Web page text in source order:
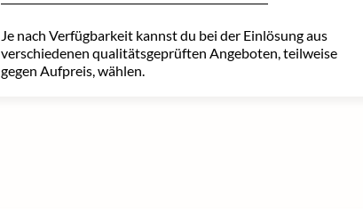
Je nach Verfügbarkeit kannst du bei der Einlösung aus
verschiedenen qualitätsgeprüften Angeboten, teilweise
gegen Aufpreis, wählen.